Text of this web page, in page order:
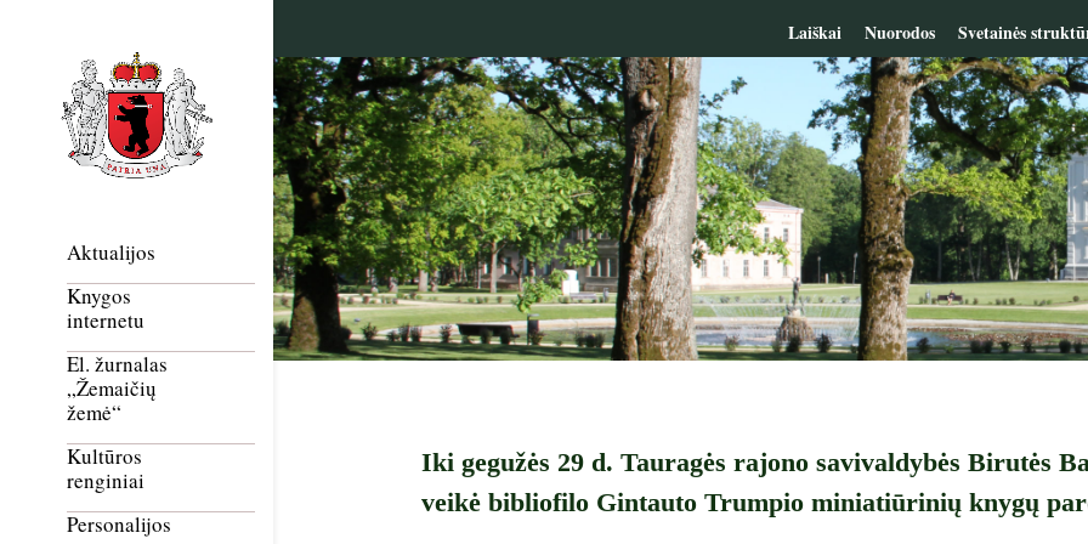
Laiškai Nuorodos Svetainės
Aktualijos
Knygos
internetu
El. žurnalas
„Žemaičių
žemė“
Kultūros
renginiai
Personalijos
Iki gegužės 29 d. Tauragės rajono savivaldybės Birutės
veikė bibliofilo Gintauto Trumpio miniatiūrinių knygų